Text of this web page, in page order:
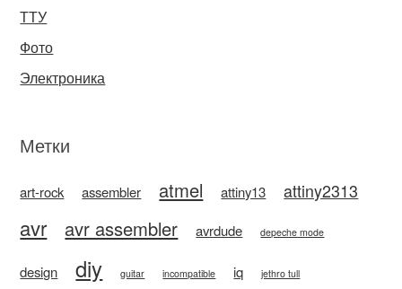
ТТУ
Фото
Электроника
Метки
art-rock assembler atmel attiny13 attiny2313
avr avr assembler avrdude depeche mode
design diy guitar incompatible iq jethro tull